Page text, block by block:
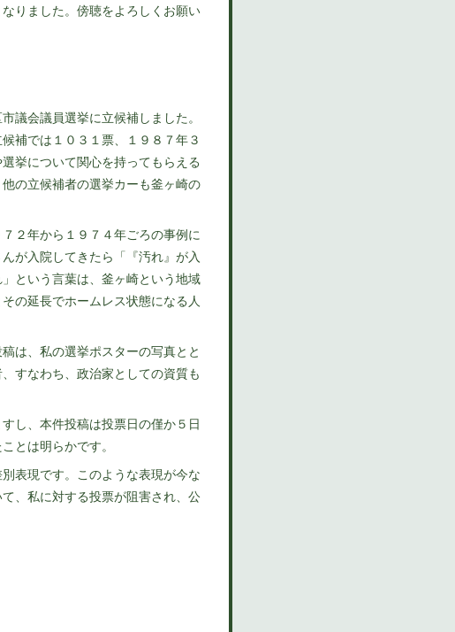
りました。傍聴をよろしくお願い
議会議員選挙に立候補しました。
補では１０３１票、１９８７年３
挙について関心を持ってもらえる
の立候補者の選挙カーも釜ヶ崎の
２年から１９７４年ごろの事例に
が入院してきたら「『汚れ』が入
という言葉は、釜ヶ崎という地域
の延長でホームレス状態になる人
は、私の選挙ポスターの写真とと
すなわち、政治家としての資質も
し、本件投稿は投票日の僅か５日
とは明らかです。
表現です。このような表現が今な
、私に対する投票が阻害され、公